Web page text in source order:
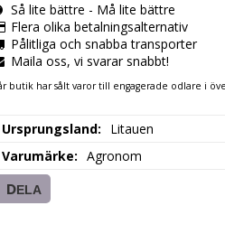
Så lite bättre - Må lite bättre
Flera olika betalningsalternativ
Pålitliga och snabba transporter
Maila oss, vi svarar snabbt!
butik har sålt varor till engagerade odlare i
Ursprungsland
Litauen
Varumärke
Agronom
DELA